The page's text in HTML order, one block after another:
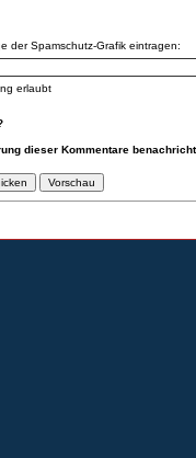
der Spamschutz-Grafik eintragen:
erlaubt
dieser Kommentare